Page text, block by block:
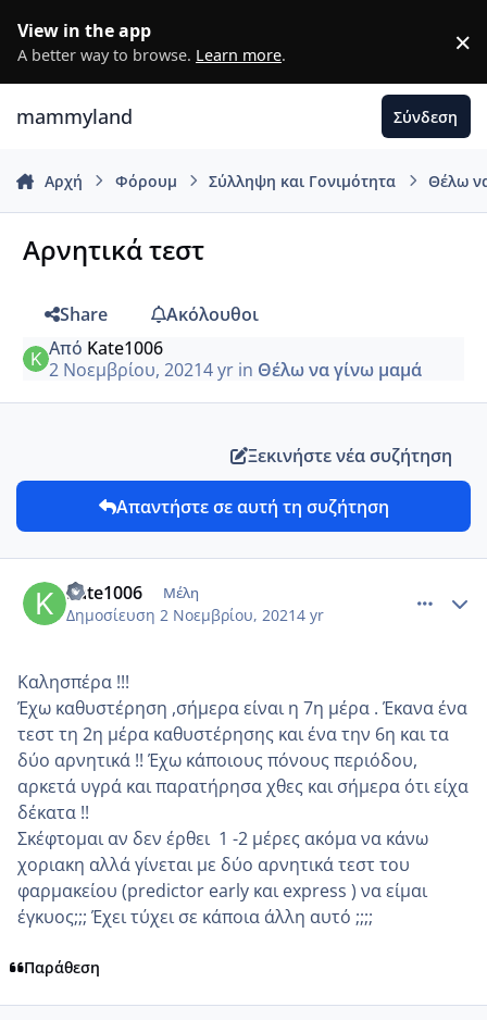
View in the app
A better way to browse. Learn more. ×
mammyland Σύνδεση
Αρχή Φόρουμ Σύλληψη και Γονιμότητα Θέλω
Αρνητικά τεστ
Share
Ακόλουθοι
Από Kate1006
2 Νοεμβρίου, 20214 yrin Θέλω να γίνω μαμά
Ξεκινήστε νέα συζήτηση
Απαντήστε σε αυτή τη συζήτηση
Kate1006 Μέλη
Δημοσίευση 2 Νοεμβρίου, 20214 yr
Καλησπέρα !!!
Έχω καθυστέρηση ,σήμερα είναι η 7η μέρα . Έκανα ένα
τεστ τη 2η μέρα καθυστέρησης και ένα την 6η και τα
δύο αρνητικά !! Έχω κάποιους πόνους περιόδου,
αρκετά υγρά και παρατήρησα χθες και σήμερα ότι είχα
δέκατα !!
Σκέφτομαι αν δεν έρθει 1 -2 μέρες ακόμα να κάνω
χοριακη αλλά γίνεται με δύο αρνητικά τεστ του
φαρμακείου (predictor early και express ) να είμαι
έγκυος;;; Έχει τύχει σε κάποια άλλη αυτό ;;;;
Παράθεση